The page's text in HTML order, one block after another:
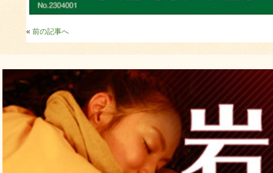
« 前の記事へ